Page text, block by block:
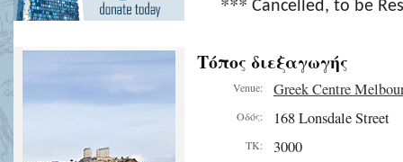
Cancelled, to be
Τόπος διεξαγωγής
Venue: Greek Centre
Οδός: 168 Lonsdale Street
ΤΚ: 3000